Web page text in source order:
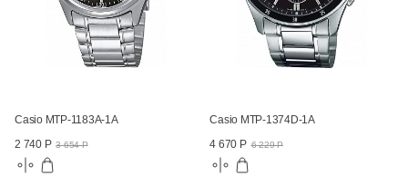
Casio MTP-1183A-1A
2 740 Р 3 654 Р
Casio MTP-1374D-1A
4 670 Р 6 229 Р